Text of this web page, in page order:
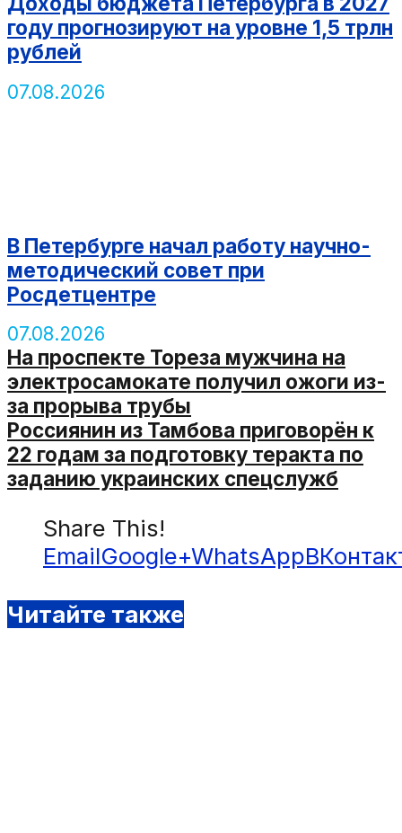
году прогнозируют на уровне 1,5 трлн
рублей
07.08.2026
В Петербурге начал работу научно-
методический совет при
Росдетцентре
07.08.2026
На проспекте Тореза мужчина на
электросамокате получил ожоги из-
за прорыва трубы
Россиянин из Тамбова приговорён к
22 годам за подготовку теракта по
заданию украинских спецслужб
Share This!
EmailGoogle+WhatsApp
Читайте также